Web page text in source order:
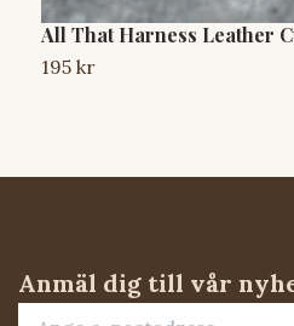
All That Harness Leather
195 kr
Anmäl dig till vår